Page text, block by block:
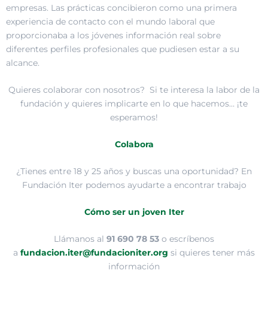
empresas. Las prácticas concibieron como una primera
experiencia de contacto con el mundo laboral que
proporcionaba a los jóvenes información real sobre
diferentes perfiles profesionales que pudiesen estar a su
alcance.
Quieres colaborar con nosotros? Si te interesa la labor de la
fundación y quieres implicarte en lo que hacemos… ¡te
esperamos!
Colabora
¿Tienes entre 18 y 25 años y buscas una oportunidad? En
Fundación Iter podemos ayudarte a encontrar trabajo
Cómo ser un joven Iter
Llámanos al 91 690 78 53 o escríbenos
a fundacion.iter@fundacioniter.org si quieres tener más
información